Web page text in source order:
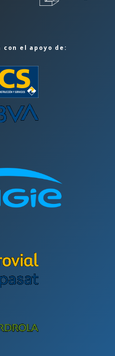
con el apoyo de: